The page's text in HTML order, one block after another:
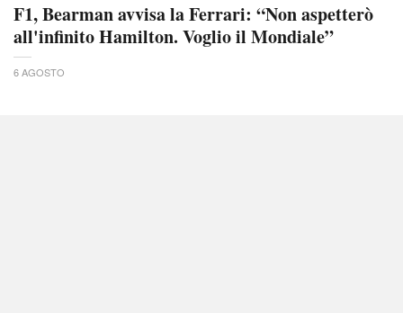
F1, Bearman avvisa la Ferrari: “Non aspetterò
all'infinito Hamilton. Voglio il Mondiale”
6 AGOSTO